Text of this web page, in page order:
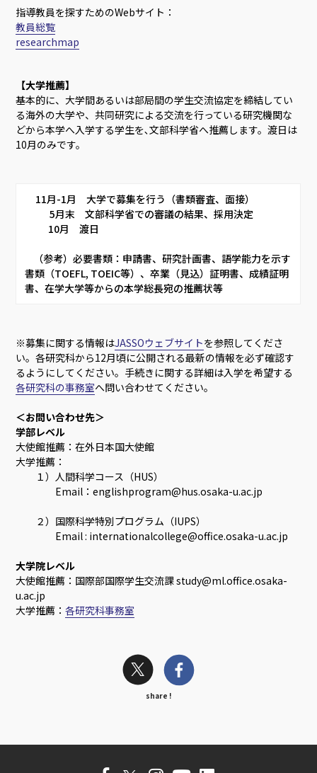
指導教員を探すためのWebサイト：
教員総覧
researchmap
【大学推薦】
基本的に、大学間あるいは部局間の学生交流協定を締結してい
る海外の大学や、共同研究による交流を行っている研究機関な
どから本学へ入学する学生を､文部科学省へ推薦します。渡日は
10月のみです。
     11月-1月　大学で募集を行う（書類審査、面接）
     　  5月末　文部科学省での審議の結果、採用決定
           10月　渡日
書類（TOEFL, TOEIC等）、卒業（見込）証明書、成績証明
書、在学大学等からの本学総長宛の推薦状等
※募集に関する情報はJASSOウェブサイトを参照してくださ
い。各研究科から12月頃に公開される最新の情報を必ず確認す
るようにしてください。手続きに関する詳細は入学を希望する
各研究科の事務室へ問い合わせてください。
＜お問い合わせ先＞
学部レベル
大使館推薦：在外日本国大使館
大学推薦：
１）人間科学コース（HUS）
Email：englishprogram@hus.osaka-u.ac.jp
２）国際科学特別プログラム（IUPS）
Email : internationalcollege@office.osaka-u.ac.jp
大学院レベル
大使館推薦：国際部国際学生交流課 study@ml.office.osaka-
u.ac.jp
大学推薦：各研究科事務室
share !